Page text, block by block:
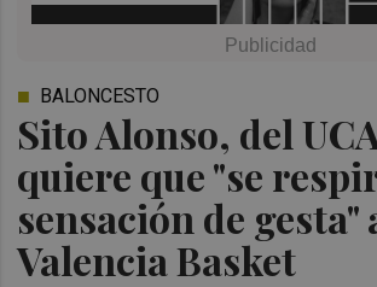
Sito Alonso, del
quiere que "se
sensación de gesta"
Valencia Basket
BALONCESTO